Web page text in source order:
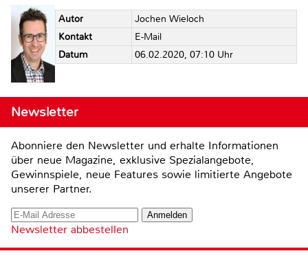
Autor
Jochen Wieloch
Kontakt
E-Mail
Datum
06.02.2020, 07:10 Uhr
Newsletter
Abonniere den Newsletter und erhalte Informationen
über neue Magazine, exklusive Spezialangebote,
Gewinnspiele, neue Features sowie limitierte Angebote
unserer Partner.
Newsletter abbestellen